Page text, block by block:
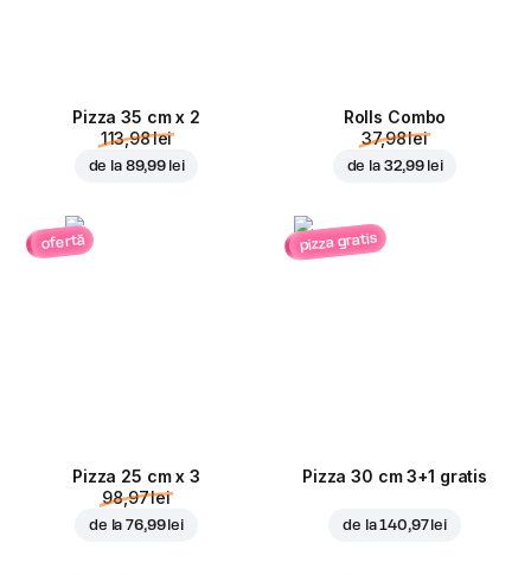
Pizza 35 cm x 2
113,98 lei
de la 89,99 lei
Rolls Combo
37,98 lei
de la 32,99 lei
ofertă
Pizza 25 cm x 3
98,97 lei
de la76,99 lei
pizza gratis
Pizza 30 cm 3+1 gratis
de la140,97 lei